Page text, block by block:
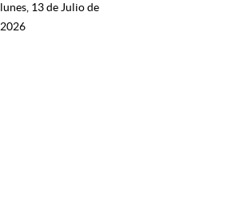
lunes, 13 de Julio de
2026